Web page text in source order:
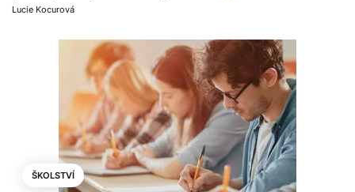
Lucie Kocurová
ŠKOLSTVÍ